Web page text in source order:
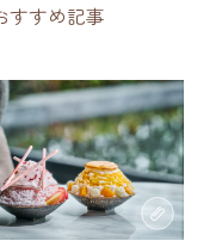
すすめ記事